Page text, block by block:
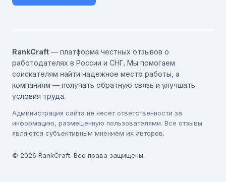
RankCraft — платформа честных отзывов о
работодателях в России и СНГ. Мы помогаем
соискателям найти надежное место работы, а
компаниям — получать обратную связь и улучшать
условия труда.
Администрация сайта не несет ответственности за
информацию, размещенную пользователями. Все отзывы
являются субъективным мнением их авторов.
© 2026 RankCraft. Все права защищены.